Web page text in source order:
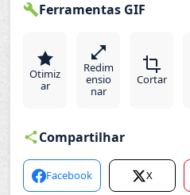
Ferramentas GIF
Otimiz
ar
Redim
ensio
nar
Cortar
Compartilhar
Facebook X